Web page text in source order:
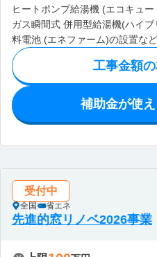
ヒートポンプ給湯機 (エコキュ
ガス瞬間式 併用型給湯機(ハイ
料電池 (エネファーム)の設置など
工事金額
補助金が使
受付中
全国 省エネ
先進的窓リノベ2026事業